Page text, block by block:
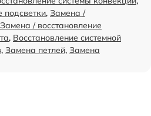
подсветки, Замена /
Замена / восстановление
, Восстановление системной
, Замена петлей, Замена